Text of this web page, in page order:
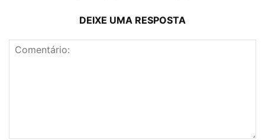
DEIXE UMA RESPOSTA